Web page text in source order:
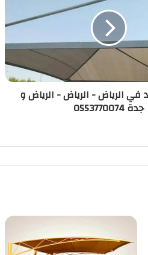
الرياض - الرياض - الرياض و
جدة 0553770074